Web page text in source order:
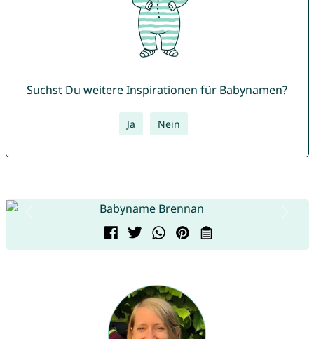
Suchst Du weitere Inspirationen für Babynamen?
Ja Nein